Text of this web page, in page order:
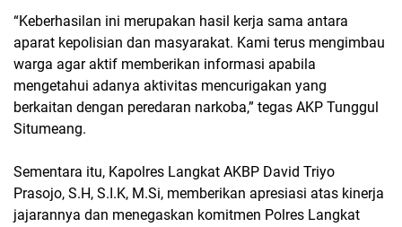
“Keberhasilan ini merupakan hasil kerja sama antara
aparat kepolisian dan masyarakat. Kami terus mengimbau
warga agar aktif memberikan informasi apabila
mengetahui adanya aktivitas mencurigakan yang
berkaitan dengan peredaran narkoba,” tegas AKP Tunggul
Situmeang.
Sementara itu, Kapolres Langkat AKBP David Triyo
Prasojo, S.H, S.I.K, M.Si, memberikan apresiasi atas kinerja
jajarannya dan menegaskan komitmen Polres Langkat